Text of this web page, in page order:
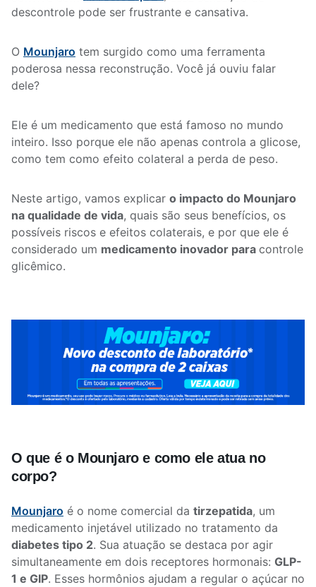
descontrole pode ser frustrante e cansativa.
O Mounjaro tem surgido como uma ferramenta
poderosa nessa reconstrução. Você já ouviu falar
dele?
Ele é um medicamento que está famoso no mundo
inteiro. Isso porque ele não apenas controla a glicose,
como tem como efeito colateral a perda de peso.
Neste artigo, vamos explicar o impacto do Mounjaro
na qualidade de vida, quais são seus benefícios, os
possíveis riscos e efeitos colaterais, e por que ele é
considerado um medicamento inovador para controle
glicêmico.
O que é o Mounjaro e como ele atua no
corpo?
Mounjaro é o nome comercial da tirzepatida, um
medicamento injetável utilizado no tratamento da
diabetes tipo 2. Sua atuação se destaca por agir
simultaneamente em dois receptores hormonais: GLP-
1 e GIP. Esses hormônios ajudam a regular o açúcar no